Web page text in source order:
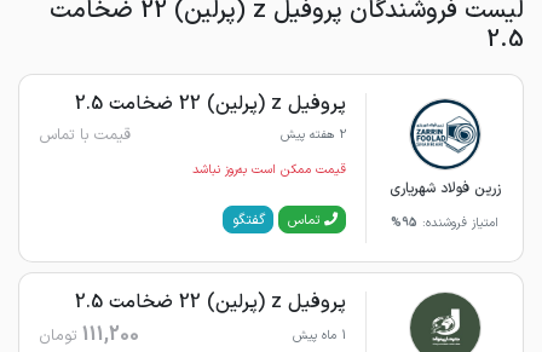
لیست فروشندگان پروفیل z (پرلین) 22 ضخامت
2.5
زرین فولاد شهریاری
امتیاز فروشنده: 95%
پروفیل z (پرلین) 22 ضخامت 2.5
2 هفته پیش قیمت با تماس
قیمت ممکن است به‌روز نباشد
تماس گفتگو
پروفیل z (پرلین) 22 ضخامت 2.5
1 ماه پیش 111,200 تومان